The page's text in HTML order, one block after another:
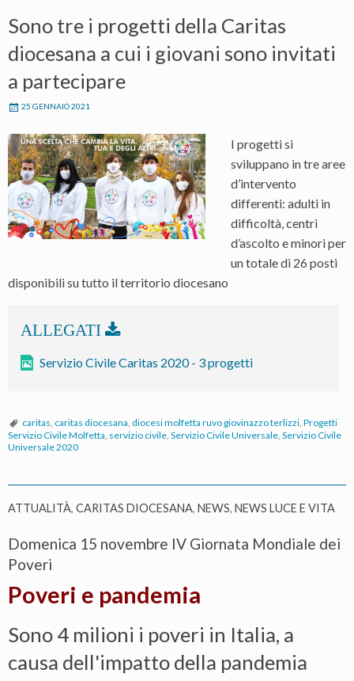
Sono tre i progetti della Caritas
diocesana a cui i giovani sono invitati
a partecipare
25 GENNAIO 2021
I progetti si
sviluppano in tre aree
d’intervento
differenti: adulti in
difficoltà, centri
d’ascolto e minori per
un totale di 26 posti
disponibili su tutto il territorio diocesano
Servizio Civile Caritas 2020 - 3 progetti
caritas caritas diocesana diocesi molfetta ruvo giovinazzo terlizzi Progetti
Servizio Civile Molfetta servizio civile Servizio Civile Universale Servizio Civile
Universale 2020
ATTUALITÀ, CARITAS DIOCESANA, NEWS, NEWS LUCE E VITA
Domenica 15 novembre IV Giornata Mondiale dei
Poveri
Poveri e pandemia
Sono 4 milioni i poveri in Italia, a
causa dell'impatto della pandemia